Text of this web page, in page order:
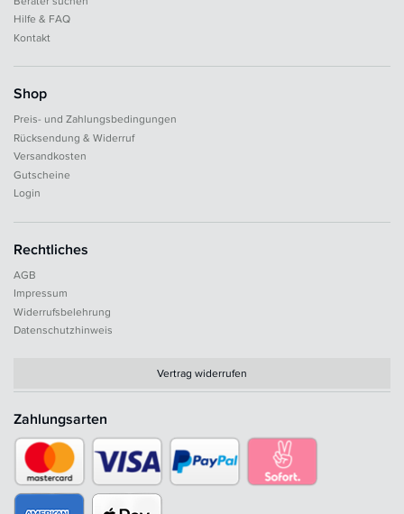
Hilfe & FAQ
Kontakt
Shop
Preis- und Zahlungsbedingungen
Rücksendung & Widerruf
Versandkosten
Gutscheine
Login
Rechtliches
AGB
Impressum
Widerrufsbelehrung
Datenschutzhinweis
Vertrag widerrufen
Zahlungsarten